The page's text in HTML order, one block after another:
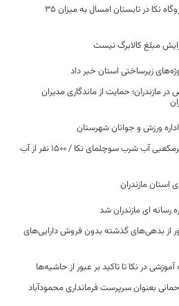
پس از ماه ها توان عملی تولید نیروگاه نکا در تابستان امسال به میزان ۳۵
مبلغ کالابرگ نیست
زیرساختی استان خبر داد
مازندران؛ حمایت از ماندگاری مدیران
اداره ورزش و جوانان شهرستان
آغاز عملیات اجرایی مخزن ۵۰۰ مترمکعبی آب شرب سوچلمای نکا / ۱۵۰۰ نفر از آب
استان مازندران
رسانه ای مازندران شد
از بدهی‌های گذشته بدون فروش دارایی‌های
در نکا تا تاکید بر عبور از حاشیه‌ها
بعنوان سرپرست فرمانداری محمودآباد